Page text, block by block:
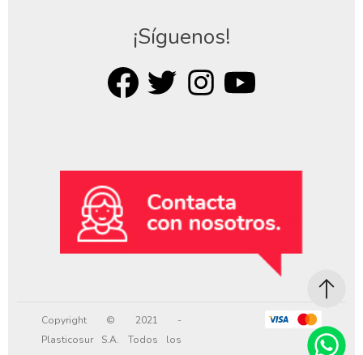
¡Síguenos!
Copyright © 2021 -
Plasticosur S.A. Todos los